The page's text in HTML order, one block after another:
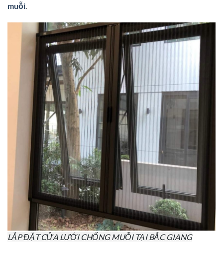
muỗi.
LẮP ĐẶT CỬA LƯỚI CHỐNG MUỖI TẠI BẮC GIANG